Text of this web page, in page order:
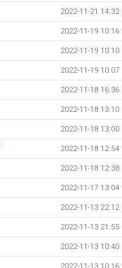
2022-11-21 14:32
2022-11-19 10:16
2022-11-19 10:10
2022-11-19 10:07
2022-11-18 16:36
2022-11-18 13:10
2022-11-18 13:00
2022-11-18 12:54
2022-11-18 12:38
2022-11-17 13:04
2022-11-13 22:12
2022-11-13 21:55
2022-11-13 10:40